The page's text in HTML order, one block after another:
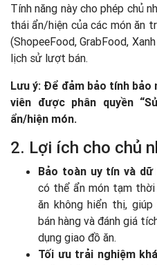
Tính năng này cho phép chủ
thái ẩn/hiện của các món ăn
(ShopeeFood, GrabFood,
lịch sử lượt bán.
Lưu ý: Để đảm bảo tính bảo
viên được phân quyền
ẩn/hiện món.
2. Lợi ích cho chủ
Bảo toàn uy tín và
có thể ẩn món tạm
ăn không hiển thị,
bán hàng và đánh giá
dụng giao đồ ăn.
Tối ưu trải nghiệm